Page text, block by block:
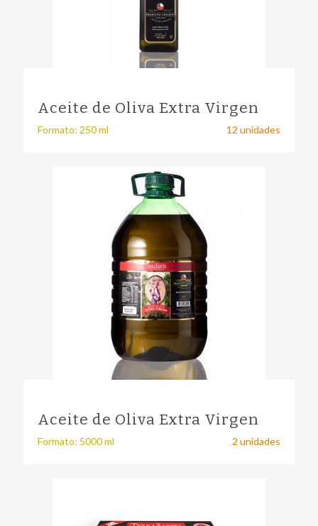
Aceite de Oliva Extra Virgen
Formato: 250 ml 12 unidades
Aceite de Oliva Extra Virgen
Formato: 5000 ml 2 unidades